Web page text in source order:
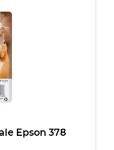
Epson 378